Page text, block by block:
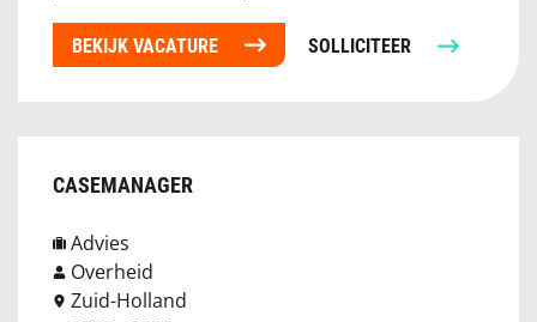
BEKIJK VACATURE SOLLICITEER
CASEMANAGER
Advies
Overheid
Zuid-Holland